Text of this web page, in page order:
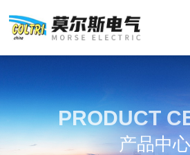
PRODUCT
产品中心